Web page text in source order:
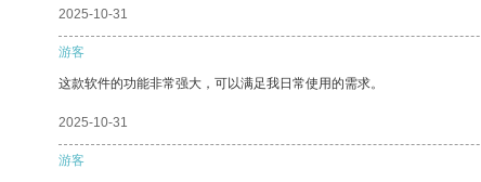
2025-10-31
游客
这款软件的功能非常强大，可以满足我日常使用的需求。
2025-10-31
游客